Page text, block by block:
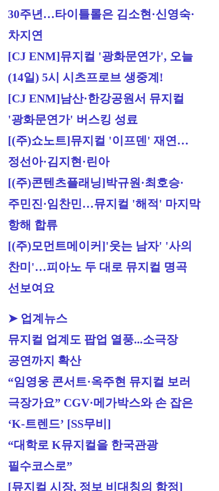
30주년…타이틀롤은 김소현·신영숙·
차지연
[CJ ENM]뮤지컬 '광화문연가', 오늘
(14일) 5시 시츠프로브 생중계!
[CJ ENM]남산·한강공원서 뮤지컬
'광화문연가' 버스킹 성료
[(주)쇼노트]뮤지컬 '이프덴' 재연…
정선아·김지현·린아
[(주)콘텐츠플래닝]박규원·최호승·
주민진·임찬민…뮤지컬 '해적' 마지막
항해 합류
[(주)모먼트메이커]'웃는 남자' '사의
찬미'…피아노 두 대로 뮤지컬 명곡
선보여요
➤ 업계뉴스
뮤지컬 업계도 팝업 열풍...소극장
공연까지 확산
“임영웅 콘서트·옥주현 뮤지컬 보러
극장가요” CGV·메가박스와 손 잡은
‘K-트렌드’ [SS무비]
“대학로 K뮤지컬을 한국관광
필수코스로”
[뮤지컬 시장, 정보 비대칭의 함정]